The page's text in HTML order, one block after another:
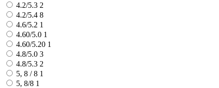
4.2/5.3 2
4.2/5.4 8
4.6/5.2 1
4.60/5.0 1
4.60/5.20 1
4.8/5.0 3
4.8/5.3 2
5, 8 / 8 1
5, 8/8 1